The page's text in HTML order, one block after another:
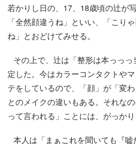
若かりし日の、17、18歳頃の辻が
「全然顔違うね」といい、「こり
ね」とおどけてみせる。
その上で、辻は「整形は本っっ
定した。今はカラーコンタクトや
テをしているので、「顔」が「変
とのメイクの違いもある。それな
って言われる」ことには、がっかり
本人は「まぁこれを聞いても『